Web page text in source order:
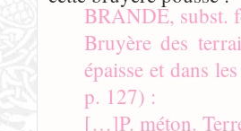
BRANDE, subst.
Bruyère des
épaisse et dans
p. 127) :
[…]P. méton.